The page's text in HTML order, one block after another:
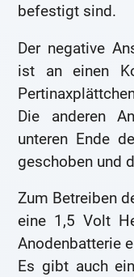
befestigt sind.
Der negative
ist an einen
Die anderen
unteren Ende
geschoben und
Zum Betreiben
eine 1,5 Volt
Anodenbatterie
Es gibt auch